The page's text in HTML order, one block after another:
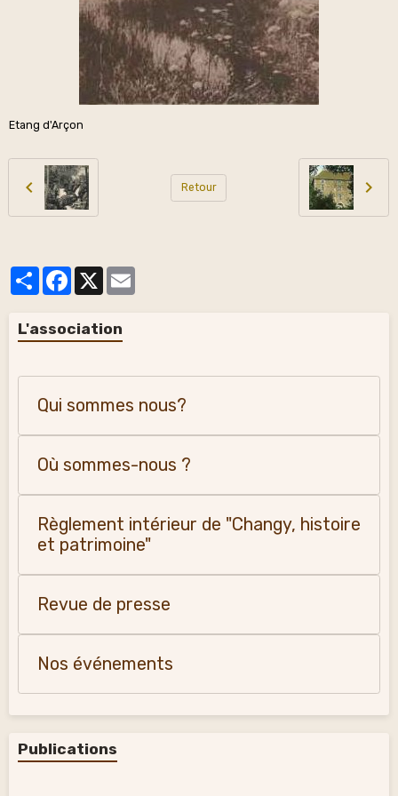
Etang d'Arçon
Retour
PartagerFacebook
L'association
Qui sommes nous?
Où sommes-nous ?
Règlement intérieur de "Changy, histoire
et patrimoine"
Revue de presse
Nos événements
Publications